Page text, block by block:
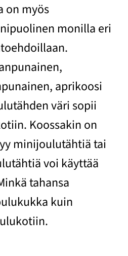
on myös
monilla eri
aprikoosi
väri sopii
Koossakin on
minijoulutähtiä tai
voi käyttää
tahansa
kuin